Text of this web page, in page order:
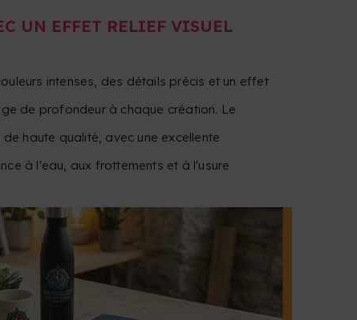
UN EFFET RELIEF VISUEL
intenses, des détails précis et un effet
de profondeur à chaque création. Le
haute qualité, avec une excellente
à l'eau, aux frottements et à l'usure